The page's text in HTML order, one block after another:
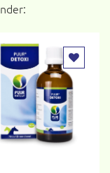
Toevoegen
aan
verlanglijst